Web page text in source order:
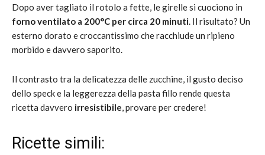
Dopo aver tagliato il rotolo a fette, le girelle si cuociono in
forno ventilato a 200°C per circa 20 minuti. Il risultato? Un
esterno dorato e croccantissimo che racchiude un ripieno
morbido e davvero saporito.
Il contrasto tra la delicatezza delle zucchine, il gusto deciso
dello speck e la leggerezza della pasta fillo rende questa
ricetta davvero irresistibile, provare per credere!
Ricette simili: